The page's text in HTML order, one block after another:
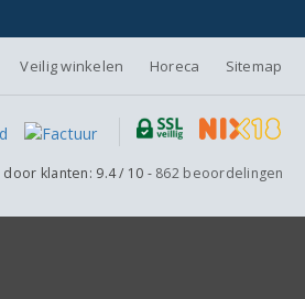
Veilig winkelen Horeca Sitemap
door klanten: 9.4/ 10 - 862 beoordelingen